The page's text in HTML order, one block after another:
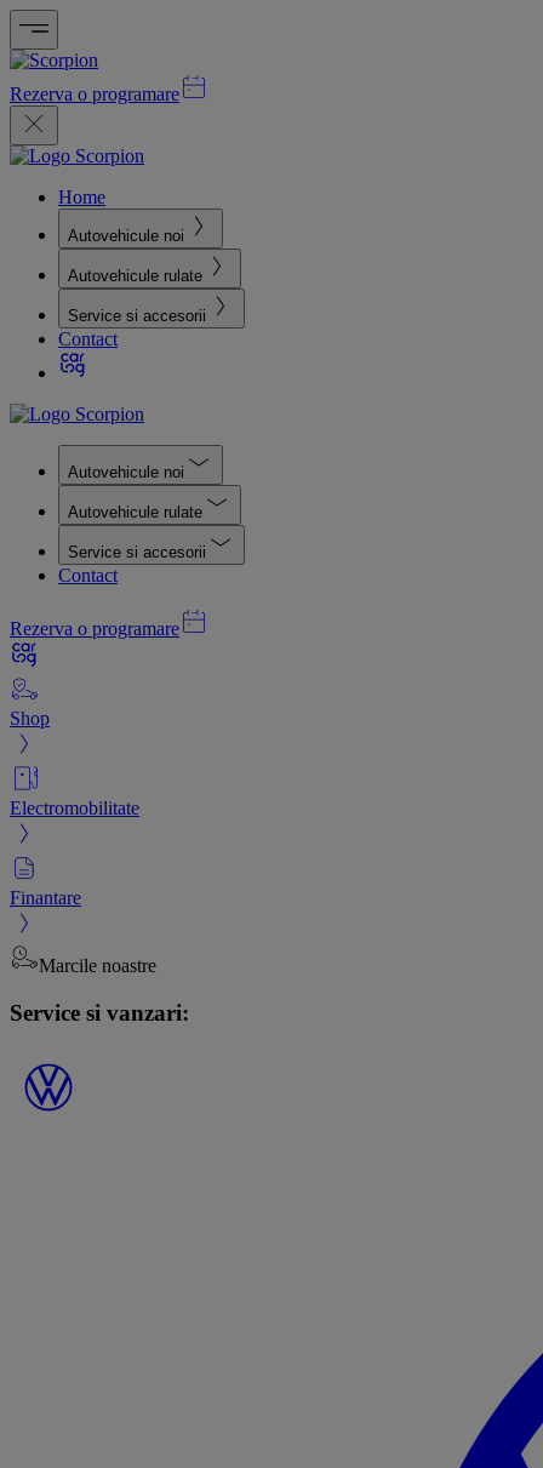
Rezerva o programare
Home
Autovehicule noi
Autovehicule rulate
Service si accesorii
Contact
Autovehicule noi
Autovehicule rulate
Service si accesorii
Contact
Rezerva o programare
Shop
Electromobilitate
Finantare
Marcile noastre
Service si vanzari: